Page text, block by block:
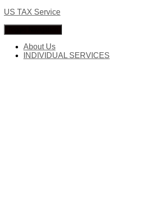
US TAX Service
About Us
INDIVIDUAL SERVICES